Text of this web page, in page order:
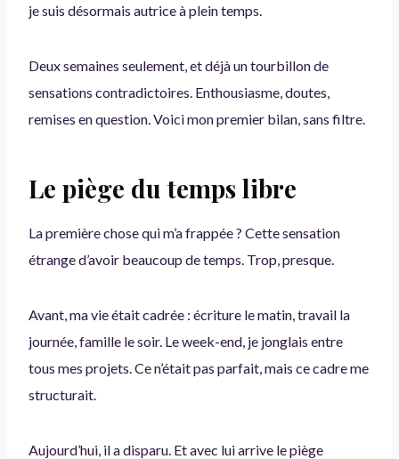
je suis désormais autrice à plein temps.
Deux semaines seulement, et déjà un tourbillon de
sensations contradictoires. Enthousiasme, doutes,
remises en question. Voici mon premier bilan, sans filtre.
Le piège du temps libre
La première chose qui m’a frappée ? Cette sensation
étrange d’avoir beaucoup de temps. Trop, presque.
Avant, ma vie était cadrée : écriture le matin, travail la
journée, famille le soir. Le week-end, je jonglais entre
tous mes projets. Ce n’était pas parfait, mais ce cadre me
structurait.
Aujourd’hui, il a disparu. Et avec lui arrive le piège